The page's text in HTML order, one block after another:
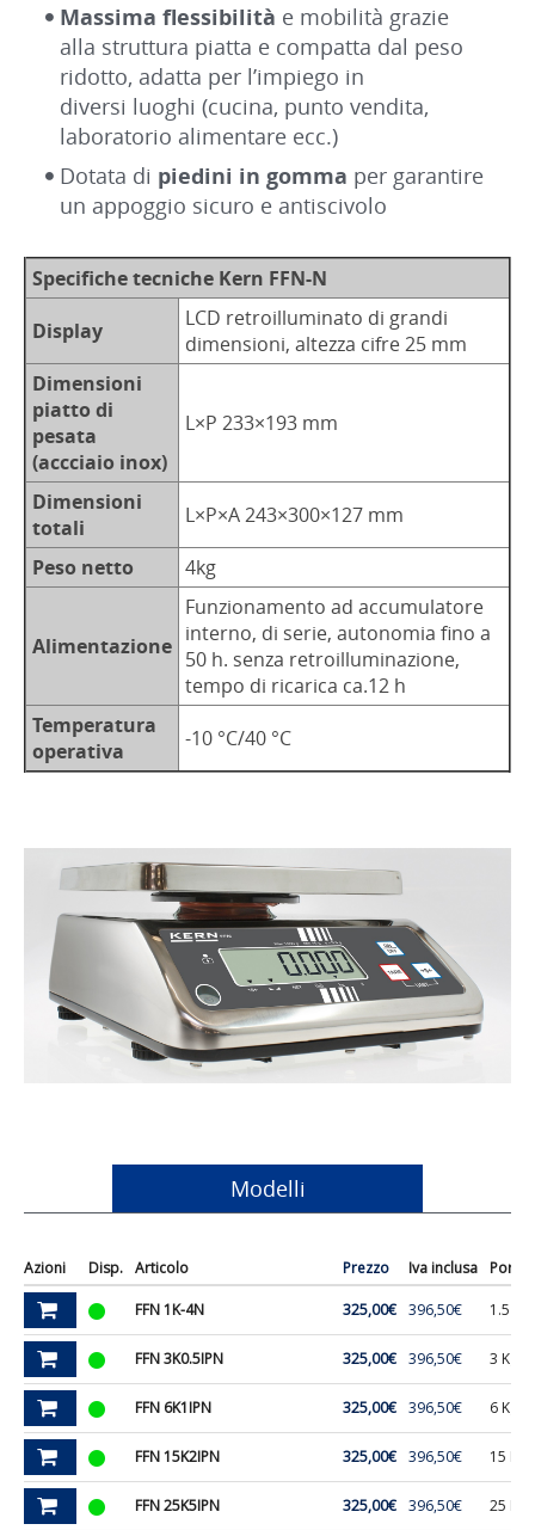
Massima flessibilità e mobilità grazie
alla struttura piatta e compatta dal peso
ridotto, adatta per l’impiego in
diversi luoghi (cucina, punto vendita,
laboratorio alimentare ecc.)
Dotata di piedini in gomma per garantire
un appoggio sicuro e antiscivolo
Specifiche tecniche Kern FFN-N
Display
LCD retroilluminato di grandi
dimensioni, altezza cifre 25 mm
Dimensioni
piatto di
pesata
(accciaio inox)
L×P 233×193 mm
Dimensioni
totali
L×P×A 243×300×127 mm
Peso netto
4kg
Alimentazione
Funzionamento ad accumulatore
interno, di serie, autonomia fino a
50 h. senza retroilluminazione,
tempo di ricarica ca.12 h
Temperatura
operativa
-10 °C/40 °C
Modelli
Azioni Disp. Articolo Prezzo Iva inclusa
FFN 1K-4N 325,00€ 396,50€ 1.5 Kg.
FFN 3K0.5IPN 325,00€ 396,50€ 3 Kg.
FFN 6K1IPN 325,00€ 396,50€ 6 Kg.
FFN 15K2IPN 325,00€ 396,50€ 15 Kg.
FFN 25K5IPN 325,00€ 396,50€ 25 Kg.